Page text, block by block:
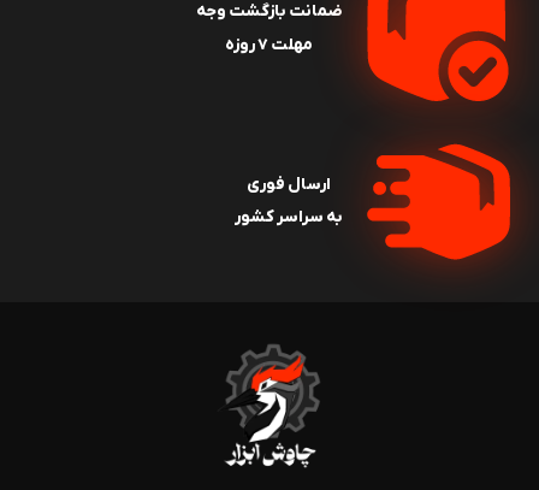
ضمانت بازگشت وجه
مهلت ۷ روزه
ارسال فوری
به سراسر کشور